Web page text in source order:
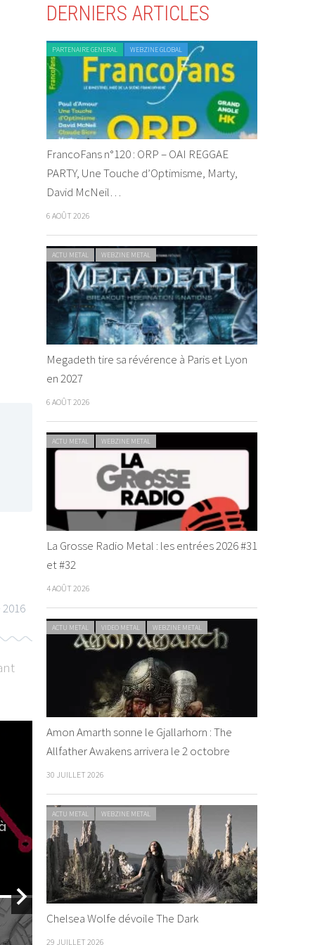
à
Stick to
By Nouria
DERNIERS ARTICLES
PARTENAIRE GENERAL WEBZINE GLOBAL
FrancoFans n°120 : ORP – OAI REGGAE
PARTY, Une Touche d’Optimisme, Marty,
David McNeil…
6 AOÛT 2026
ACTU METAL WEBZINE METAL
Megadeth tire sa révérence à Paris et Lyon
en 2027
6 AOÛT 2026
ACTU METAL WEBZINE METAL
La Grosse Radio Metal : les entrées 2026 #31
et #32
4 AOÛT 2026
ACTU METAL VIDEO METAL WEBZINE METAL
Amon Amarth sonne le Gjallarhorn : The
Allfather Awakens arrivera le 2 octobre
30 JUILLET 2026
ACTU METAL WEBZINE METAL
Chelsea Wolfe dévoile The Dark
29 JUILLET 2026